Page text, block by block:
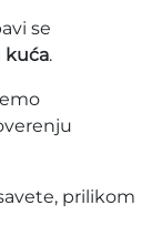
se
kuća.
prilikom